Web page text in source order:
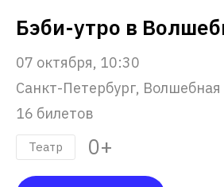
Бэби-утро в
07 октября, 10:30
Санкт-Петербург, Волшебная
16 билетов
Театр 0+